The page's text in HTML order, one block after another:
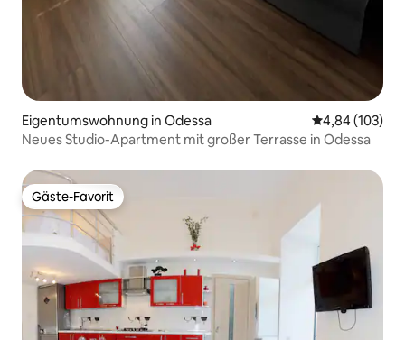
Eigentumswohnung in Odessa
4,84 (103)
Neues Studio-Apartment mit großer Terrasse in Odessa
Gäste-Favorit
Gäste-Favorit